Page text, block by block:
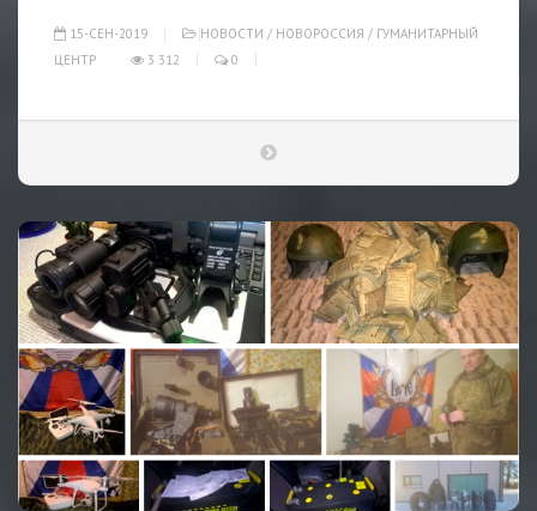
15-СЕН-2019 НОВОСТИ / НОВОРОССИЯ / ГУМАНИТАРНЫЙ
ЦЕНТР
3 312 0